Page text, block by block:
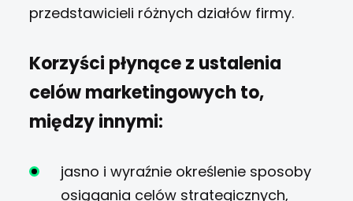
przedstawicieli różnych działów firmy.
Korzyści płynące z ustalenia
celów marketingowych to,
między innymi:
jasno i wyraźnie określenie sposoby
osiągania celów strategicznych,